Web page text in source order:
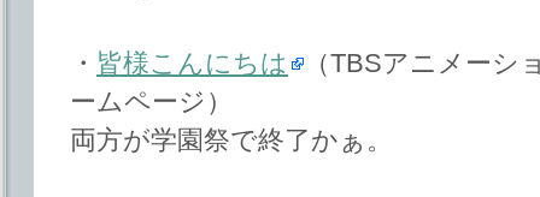
・ 皆様こんにちは
（TBSアニメーシ
ームページ）
両方が学園祭で終了かぁ。